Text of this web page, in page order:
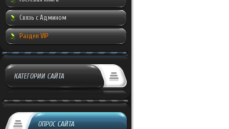
Связь с Админом
Раздел VIP
КАТЕГОРИИ САЙТА
ОПРОС САЙТА